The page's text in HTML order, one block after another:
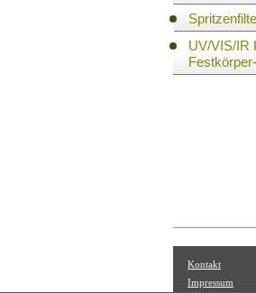
UV/VIS/IR
Kontakt
Impressum